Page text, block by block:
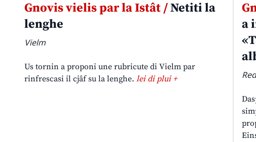
Gnovis vielis par la Istât /Netiti la
lenghe
Vielm
Us tornin a proponi une rubricute di Vielm par
rinfrescasi il cjâf su la lenghe. lei di plui +
a